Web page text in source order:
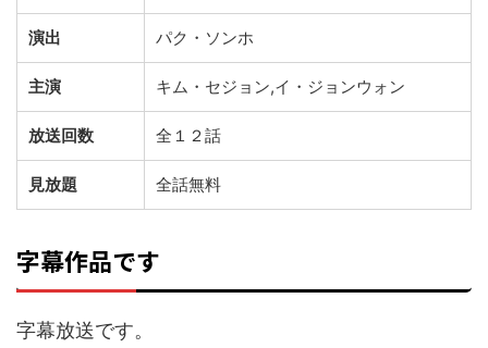
演出 パク・ソンホ
主演 キム・セジョン,イ・ジョンウォン
放送回数 全１２話
見放題 全話無料
字幕作品です
字幕放送です。